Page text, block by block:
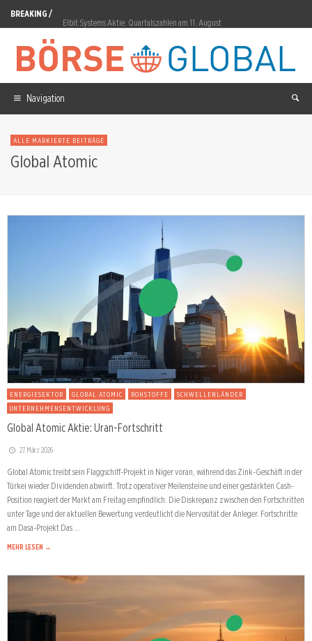
BREAKING /
Rheinmetall Aktie: Papperger unter Kanzlerschutz
Commerzbank Aktie: Orlopp signalisiert Offenheit für UniCredit-Gespräche
XRP: Nur 51 Senatoren für CLARITY Act
Almonty Aktie: 9,7 Prozent Plus vor Quartalsbericht
Navigation
ALLE MARKIERTE BEITRÄGE
Global Atomic
ENERGIESEKTOR GLOBAL ATOMIC ROHSTOFFE
SCHWELLENLÄNDER
UNTERNEHMENSENTWICKLUNG
Global Atomic Aktie: Uran-Fortschritt
27. März 2026
Global Atomic treibt sein Flaggschiff-Projekt in Niger voran, während das Zink-Geschäft in der
Türkei wieder Dividenden abwirft. Trotz operativer Meilensteine und einer gestärkten Cash-
Position reagiert der Markt am Freitag empfindlich. Die Diskrepanz zwischen den Fortschritten
unter Tage und der aktuellen Bewertung verdeutlicht die Nervosität der Anleger. Fortschritte
am Dasa-Projekt Das …
MEHR LESEN →